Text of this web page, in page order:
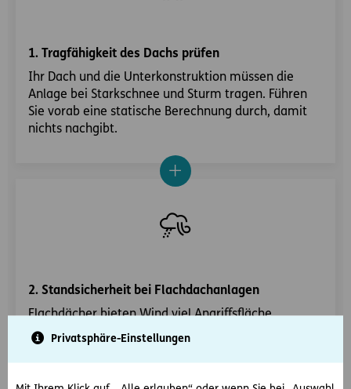
Privatsphäre-Einstellungen
1. Tragfähigkeit des Dachs prüfen
Ihr Dach und die Unterkonstruktion müssen die
Anlage bei Starkschnee und Sturm tragen. Führen
Sie vorab eine statische Berechnung durch, damit
nichts nachgibt.
2. Standsicherheit bei Flachdachanlagen
Flachdächer bieten Wind viel Angriffsfläche,
besonders bei Aufstellungswinkeln. Lassen Sie die
Standsicherheit von einem Statiker prüfen, um
Umkippen zu verhindern